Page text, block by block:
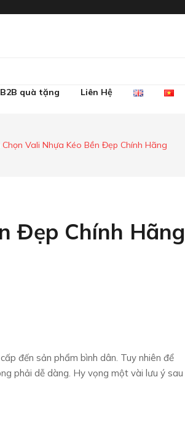
quà tặng Liên Hệ
Chọn Vali Nhựa Kéo Bền Đẹp Chính Hãng
Đẹp Chính Hãng
đến sản phẩm bình dân. Tuy nhiên để
phải dễ dàng. Hy vọng một vài lưu ý sau